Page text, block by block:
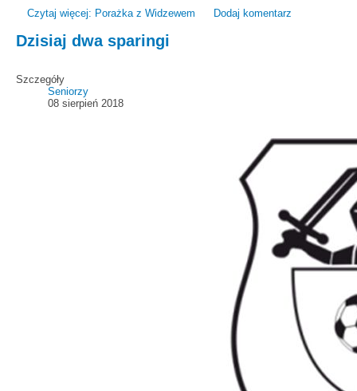
Czytaj więcej: Porażka z Widzewem
Dodaj komentarz
Dzisiaj dwa sparingi
Szczegóły
Seniorzy
08 sierpień 2018